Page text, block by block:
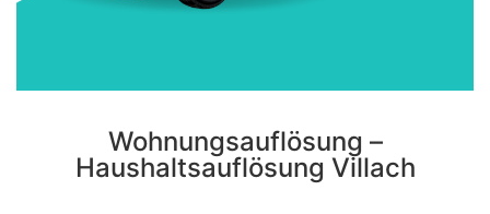
Wohnungsauflösung –
Haushaltsauflösung Villach